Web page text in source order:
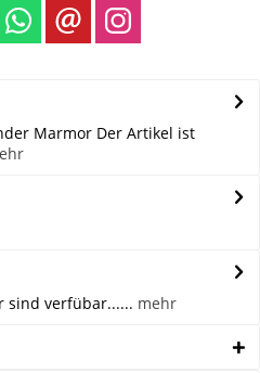
Marmor Der Artikel ist
sind verfübar...... mehr